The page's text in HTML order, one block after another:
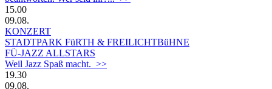
15.00
09.08.
KONZERT
STADTPARK FüRTH & FREILICHTBüHNE
FÜ-JAZZ ALLSTARS
Weil Jazz Spaß macht. >>
19.30
09.08.